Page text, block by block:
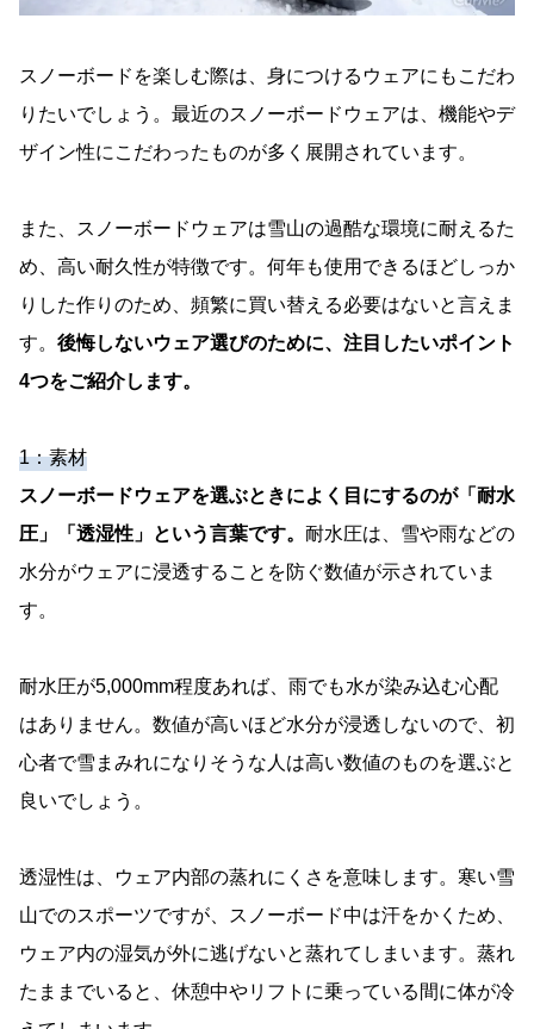
スノーボードを楽しむ際は、身につけるウェアにもこだわ
りたいでしょう。最近のスノーボードウェアは、機能やデ
ザイン性にこだわったものが多く展開されています。
また、スノーボードウェアは雪山の過酷な環境に耐えるた
め、高い耐久性が特徴です。何年も使用できるほどしっか
りした作りのため、頻繁に買い替える必要はないと言えま
す。 後悔しないウェア選びのために、注目したいポイント
4つをご紹介します。
1：素材
スノーボードウェアを選ぶときによく目にするのが「耐水
圧」「透湿性」という言葉です。 耐水圧は、雪や雨などの
水分がウェアに浸透することを防ぐ数値が示されていま
す。
耐水圧が5,000mm程度あれば、雨でも水が染み込む心配
はありません。数値が高いほど水分が浸透しないので、初
心者で雪まみれになりそうな人は高い数値のものを選ぶと
良いでしょう。
透湿性は、ウェア内部の蒸れにくさを意味します。寒い雪
山でのスポーツですが、スノーボード中は汗をかくため、
ウェア内の湿気が外に逃げないと蒸れてしまいます。蒸れ
たままでいると、休憩中やリフトに乗っている間に体が冷